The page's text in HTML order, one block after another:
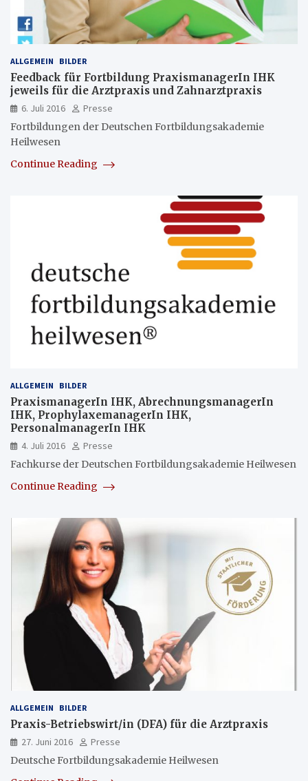
ALLGEMEIN BILDER
Feedback für Fortbildung PraxismanagerIn IHK
jeweils für die Arztpraxis und Zahnarztpraxis
6. Juli 2016
Presse
Fortbildungen der Deutschen Fortbildungsakademie
Heilwesen
Continue Reading
ALLGEMEIN BILDER
PraxismanagerIn IHK, AbrechnungsmanagerIn
IHK, ProphylaxemanagerIn IHK,
PersonalmanagerIn IHK
4. Juli 2016
Presse
Fachkurse der Deutschen Fortbildungsakademie Heilwesen
Continue Reading
ALLGEMEIN BILDER
Praxis-Betriebswirt/in (DFA) für die Arztpraxis
27. Juni 2016
Presse
Deutsche Fortbildungsakademie Heilwesen